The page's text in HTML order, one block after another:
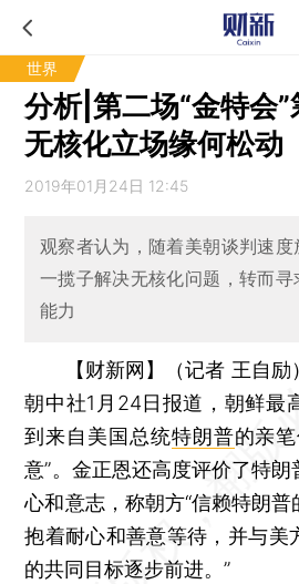
世界
分析|第二场“金特会”
无核化立场缘何松动
2019年01月24日 12:45
观察者认为，随着美朝谈判速
一揽子解决无核化问题，转而
能力
【财新网】（记者 王自励）
朝中社1月24日报道，朝鲜最
到来自美国总统特朗普的亲
意”。金正恩还高度评价了特
心和意志，称朝方“信赖特朗
抱着耐心和善意等待，并与美
的共同目标逐步前进。”